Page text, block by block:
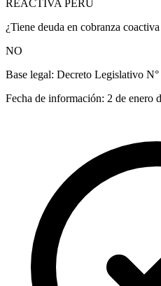
REACTIVA PERÚ
¿Tiene deuda en cobranza
NO
Base legal: Decreto Legislativo
Fecha de información: 2 de enero